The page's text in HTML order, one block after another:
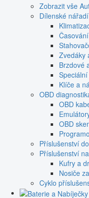
Zobrazit vše
Dílenské nářadí
Zvedáky
Brzdové
Klíče a
OBD
OBD
OBD
Příslušenství
Příslušenství
Kufry a
Nosiče
Cyklo